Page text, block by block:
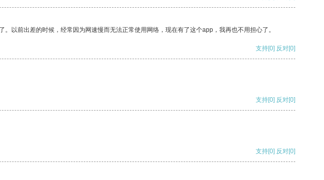
以前出差的时候，经常因为网速慢而无法正常使用网络，现在有了这个app，我再也不用担心了。
支持[0] 反对[0]
支持[0] 反对[0]
支持[0] 反对[0]